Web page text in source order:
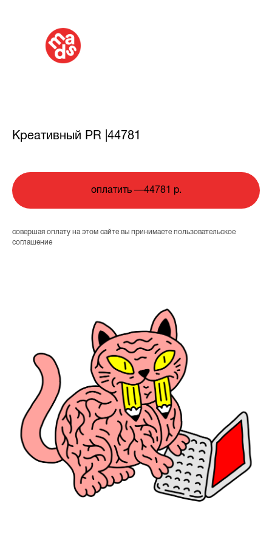
Креативный PR |44781
оплатить —44781 р.
совершая оплату на этом сайте вы принимаете пользовательское
соглашение